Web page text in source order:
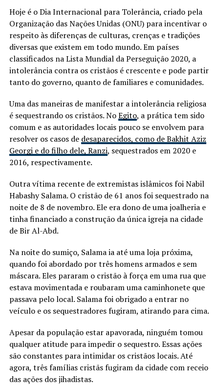
Hoje é o Dia Internacional para Tolerância, criado pela
Organização das Nações Unidas (ONU) para incentivar o
respeito às diferenças de culturas, crenças e tradições
diversas que existem em todo mundo. Em países
classificados na Lista Mundial da Perseguição 2020, a
intolerância contra os cristãos é crescente e pode partir
tanto do governo, quanto de familiares e comunidades.
Uma das maneiras de manifestar a intolerância religiosa
é sequestrando os cristãos. NoEgito, a prática tem sido
comum e as autoridades locais pouco se envolvem para
resolver os casos de desaparecidos, como de Bakhit Aziz
Georgi e do filho dele, Ranzi, sequestrados em 2020 e
2016, respectivamente.
Outra vítima recente de extremistas islâmicos foi Nabil
Habashy Salama. O cristão de 61 anos foi sequestrado na
noite de 8 de novembro. Ele era dono de uma joalheria e
tinha financiado a construção da única igreja na cidade
de Bir Al-Abd.
Na noite do sumiço, Salama ia até uma loja próxima,
quando foi abordado por três homens armados e sem
máscara. Eles pararam o cristão à força em uma rua que
estava movimentada e roubaram uma caminhonete que
passava pelo local. Salama foi obrigado a entrar no
veículo e os sequestradores fugiram, atirando para cima.
Apesar da população estar apavorada, ninguém tomou
qualquer atitude para impedir o sequestro. Essas ações
são constantes para intimidar os cristãos locais. Até
agora, três famílias cristãs fugiram da cidade com receio
das ações dos jihadistas.